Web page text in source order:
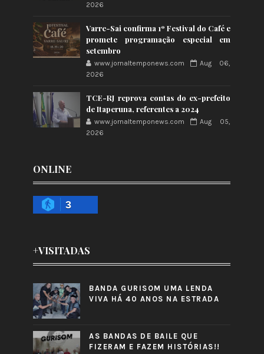
2026
Varre-Sai confirma 1º Festival do Café e
promete programação especial em
setembro
www.jornaltemponews.com
Aug 06,
2026
TCE-RJ reprova contas do ex-prefeito
de Itaperuna, referentes a 2024
www.jornaltemponews.com
Aug 05,
2026
ONLINE
3
+VISITADAS
BANDA GURISOM UMA LENDA
VIVA HÁ 40 ANOS NA ESTRADA
AS BANDAS DE BAILE QUE
FIZERAM E FAZEM HISTÓRIAS!!